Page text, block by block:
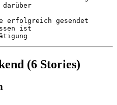
(6 Stories)